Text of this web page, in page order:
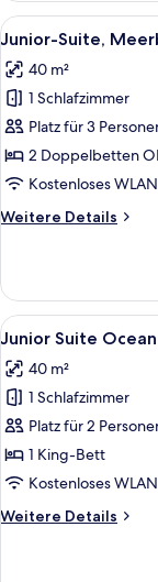
eingeschränkter
Meerblick
Alle
Fotos
für
Junior-
Suite,
Meerblick
(U)
6
Junior-Suite,
40 m²
1 Schlafzimmer
Platz für 3
2 Doppelbetten
Kostenloses WLAN
Weitere Details
Weitere
Suite,
Meerblick
(U)
Alle
Fotos
für
Junior
Suite
Ocean
Front
Club
10
Junior Suite
40 m²
1 Schlafzimmer
Platz für 2
1 King-Bett
Kostenloses WLAN
Weitere Details
Weitere